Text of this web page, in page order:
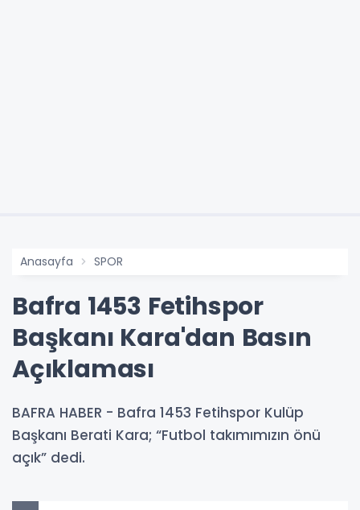
Anasayfa SPOR
Bafra 1453 Fetihspor
Başkanı Kara'dan Basın
Açıklaması
BAFRA HABER - Bafra 1453 Fetihspor Kulüp
Başkanı Berati Kara; “Futbol takımımızın önü
açık” dedi.